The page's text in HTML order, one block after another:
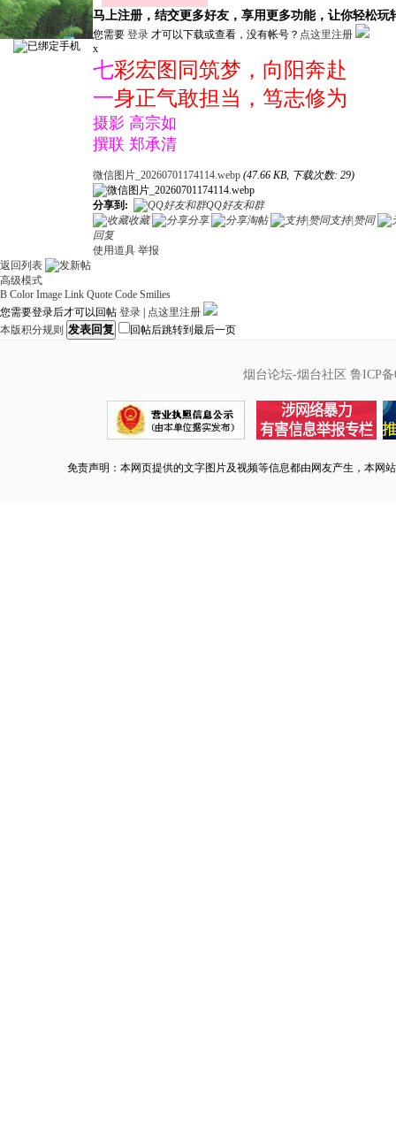
马上注册，结交更多好友，享用更多功能，让你轻松玩
您需要 登录 才可以下载或查看，没有帐号？ 点这里注册
x
七彩宏图同筑梦，向阳奔赴
一身正气敢担当，笃志修为
摄影 高宗如
撰联 郑承清
微信图片_20260701174114.webp (47.66 KB, 下载次数: 29)
分享到:
QQ好友和群
收藏
分享 淘帖
支持|赞同
回复
使用道具 举报
返回列表
高级模式
B Color Image Link Quote Code Smilies
您需要登录后才可以回帖 登录
点这里注册
本版积分规则 发表回复 回帖后跳转到最后一页
烟台论坛-烟台社区 鲁ICP备
免责声明：本网页提供的文字图片及视频等信息都由网友产生，本网